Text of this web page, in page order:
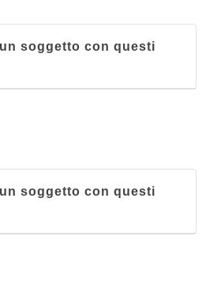
soggetto con questi
soggetto con questi